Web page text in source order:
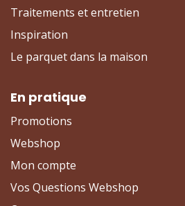
Traitements et entretien
Inspiration
Le parquet dans la maison
En pratique
Promotions
Webshop
Mon compte
Vos Questions Webshop